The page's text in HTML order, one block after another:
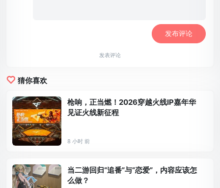
发表评论
猜你喜欢
枪响，正当燃！2026穿越火线IP嘉年华
见证火线新征程
8 小时 前
当二游回归“追番”与“恋爱”，内容应该怎
么做？